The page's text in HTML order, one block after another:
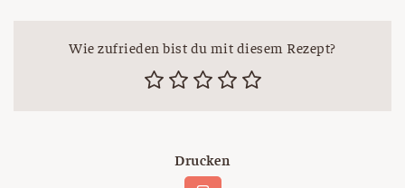
Wie zufrieden bist du mit diesem Rezept?
Drucken